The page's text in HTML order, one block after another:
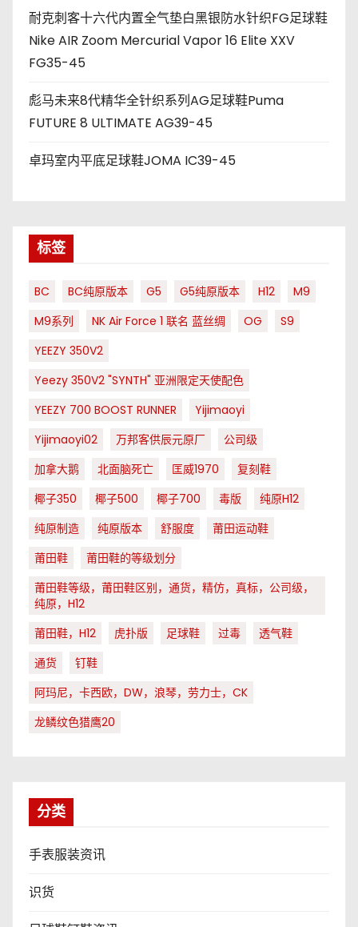
耐克刺客十六代内置全气垫白黑银防水针织FG足球鞋
Nike AIR Zoom Mercurial Vapor 16 Elite XXV
FG35-45
彪马未来8代精华全针织系列AG足球鞋Puma
FUTURE 8 ULTIMATE AG39-45
卓玛室内平底足球鞋JOMA IC39-45
标签
BC BC纯原版本 G5 G5纯原版本 H12
M9
M9系列
NK Air Force 1 联名 蓝丝绸 OG
S9
YEEZY 350V2
Yeezy 350V2 "SYNTH" 亚洲限定天使配色
YEEZY 700 BOOST RUNNER
Yijimaoyi
Yijimaoyi02
万邦客供辰元原厂
公司级
加拿大鹅
北面脑死亡 匡威1970
复刻鞋
椰子350
椰子500 椰子700 毒版
纯原H12
纯原制造
纯原版本 舒服度
莆田运动鞋
莆田鞋
莆田鞋的等级划分
莆田鞋等级，莆田鞋区别，通货，精仿，真标，公司级，
纯原，H12
莆田鞋，H12
虎扑版 足球鞋 过毒
透气鞋
通货
钉鞋
阿玛尼，卡西欧，DW，浪琴，劳力士，CK
龙鳞纹色猎鹰20
分类
手表服装资讯
识货